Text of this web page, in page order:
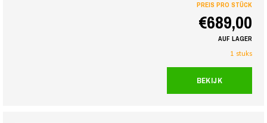
PREIS PRO STÜCK
€689,00
AUF LAGER
1 stuks
BEKIJK